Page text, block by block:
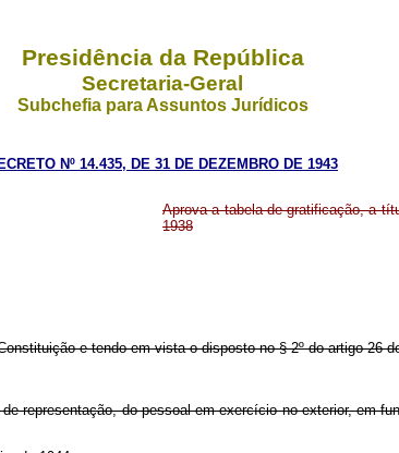
Presidência da República
Secretaria-Geral
Subchefia para Assuntos Jurídicos
Nº 14.435, DE 31 DE DEZEMBRO DE 1943
Aprova a tabela de gratificação, a
1938
e tendo em vista o disposto no § 2º do artigo 26
representação, do pessoal em exercício no exterior, em